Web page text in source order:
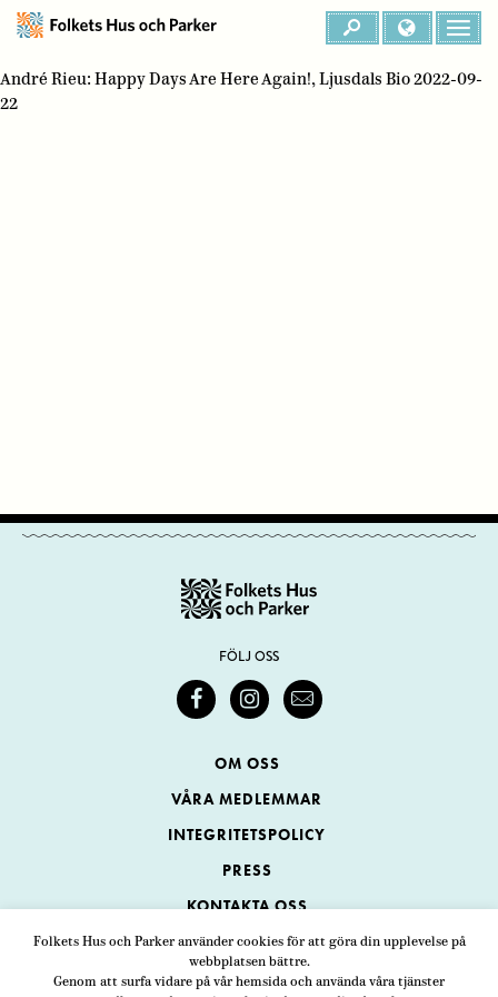
Folkets Hus och Parker använder cookies för att göra din upplevelse på
webbplatsen bättre.
Genom att surfa vidare på vår hemsida och använda våra tjänster
André Rieu: Happy Days Are Here Again!, Ljusdals Bio 2022-09-
22
FÖLJ OSS
OM OSS
VÅRA MEDLEMMAR
INTEGRITETSPOLICY
PRESS
KONTAKTA OSS
Folkets Hus och Parker